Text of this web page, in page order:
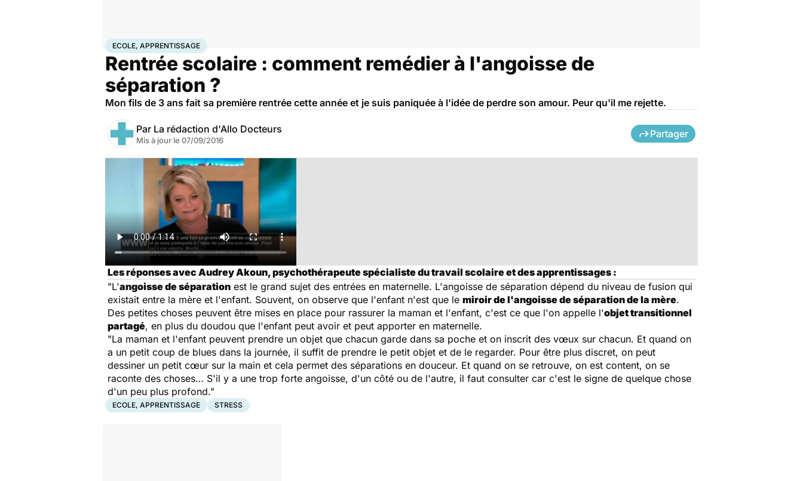
Accueil SantéEcole, apprentissage
ECOLE, APPRENTISSAGE
Rentrée scolaire : comment remédier à l'angoisse de
séparation ?
Mon fils de 3 ans fait sa première rentrée cette année et je suis paniquée à l'idée de perdre son amour. Peur qu'il me rejette.
Par La rédaction d'Allo Docteurs
Mis à jour le 07/09/2016
Partager
Les réponses avec Audrey Akoun, psychothérapeute spécialiste du travail scolaire et des apprentissages :
"L'angoisse de séparation est le grand sujet des entrées en maternelle. L'angoisse de séparation dépend du niveau de fusion qui
existait entre la mère et l'enfant. Souvent, on observe que l'enfant n'est que le miroir de l'angoisse de séparation de la mère.
Des petites choses peuvent être mises en place pour rassurer la maman et l'enfant, c'est ce que l'on appelle l'objet transitionnel
partagé, en plus du doudou que l'enfant peut avoir et peut apporter en maternelle.
"La maman et l'enfant peuvent prendre un objet que chacun garde dans sa poche et on inscrit des vœux sur chacun. Et quand on
a un petit coup de blues dans la journée, il suffit de prendre le petit objet et de le regarder. Pour être plus discret, on peut
dessiner un petit cœur sur la main et cela permet des séparations en douceur. Et quand on se retrouve, on est content, on se
raconte des choses… S'il y a une trop forte angoisse, d'un côté ou de l'autre, il faut consulter car c'est le signe de quelque chose
d'un peu plus profond."
ECOLE, APPRENTISSAGE STRESS